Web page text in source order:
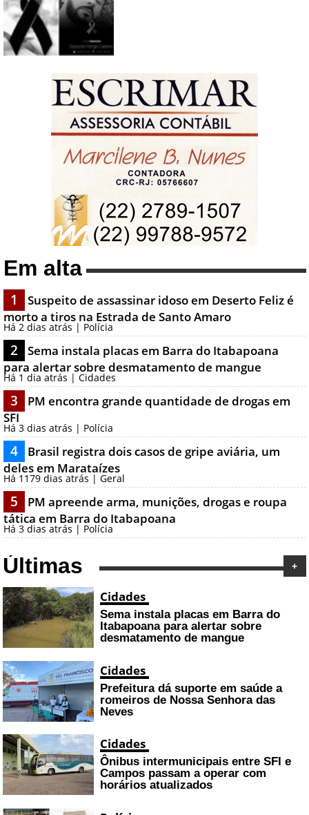
Em alta
1
Suspeito de assassinar idoso em Deserto Feliz é
morto a tiros na Estrada de Santo Amaro
Há 2 dias atrás | Polícia
2
Sema instala placas em Barra do Itabapoana
para alertar sobre desmatamento de mangue
Há 1 dia atrás | Cidades
3
PM encontra grande quantidade de drogas em
SFI
Há 3 dias atrás | Polícia
4
Brasil registra dois casos de gripe aviária, um
deles em Marataízes
Há 1179 dias atrás | Geral
5
PM apreende arma, munições, drogas e roupa
tática em Barra do Itabapoana
Há 3 dias atrás | Polícia
Últimas +
Cidades
Sema instala placas em Barra do
Itabapoana para alertar sobre
desmatamento de mangue
Cidades
Prefeitura dá suporte em saúde a
romeiros de Nossa Senhora das
Neves
Cidades
Ônibus intermunicipais entre SFI e
Campos passam a operar com
horários atualizados